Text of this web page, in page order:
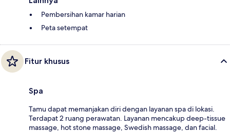
Pembersihan kamar harian
Peta setempat
Fitur khusus
Spa
Tamu dapat memanjakan diri dengan layanan spa di lokasi.
Terdapat 2 ruang perawatan. Layanan mencakup deep-tissue
massage, hot stone massage, Swedish massage, dan facial.